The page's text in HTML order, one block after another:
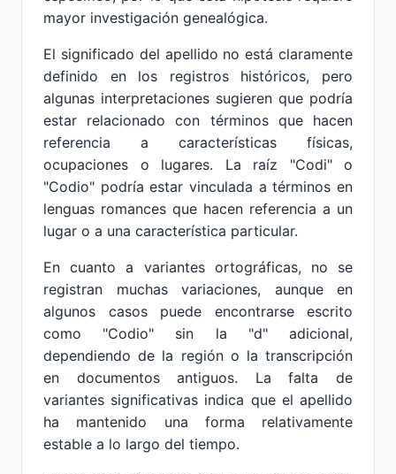
mayor investigación genealógica.
El significado del apellido no está claramente
definido en los registros históricos, pero
algunas interpretaciones sugieren que podría
estar relacionado con términos que hacen
referencia a características físicas,
ocupaciones o lugares. La raíz "Codi" o
"Codio" podría estar vinculada a términos en
lenguas romances que hacen referencia a un
lugar o a una característica particular.
En cuanto a variantes ortográficas, no se
registran muchas variaciones, aunque en
algunos casos puede encontrarse escrito
como "Codio" sin la "d" adicional,
dependiendo de la región o la transcripción
en documentos antiguos. La falta de
variantes significativas indica que el apellido
ha mantenido una forma relativamente
estable a lo largo del tiempo.